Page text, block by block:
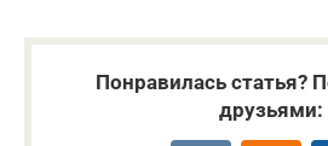
Понравилась статья?
друзьями: